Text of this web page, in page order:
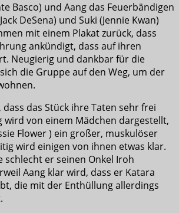
Basco) und Aang das Feuerbändigen
DeSena) und Suki (Jennie Kwan)
mit einem Plakat zurück, dass
ankündigt, dass auf ihren
Neugierig und dankbar für die
die Gruppe auf den Weg, um der
dass das Stück ihre Taten sehr frei
von einem Mädchen dargestellt,
Flower ) ein großer, muskulöser
wird einigen von ihnen etwas klar.
schlecht er seinen Onkel Iroh
Aang klar wird, dass er Katara
die mit der Enthüllung allerdings